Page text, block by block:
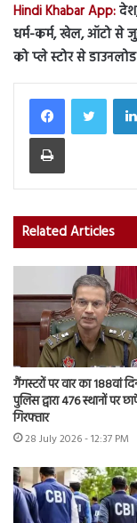
Hindi Khabar App:
धर्म-कर्म, खेल, ऑटो से
को प्ले स्टोर से
Print
Related Articles
गैंगस्टरों पर वार का 188वां
पुलिस द्वारा 476 स्थानों पर
गिरफ्तार
28 July 2026 - 12:37 PM